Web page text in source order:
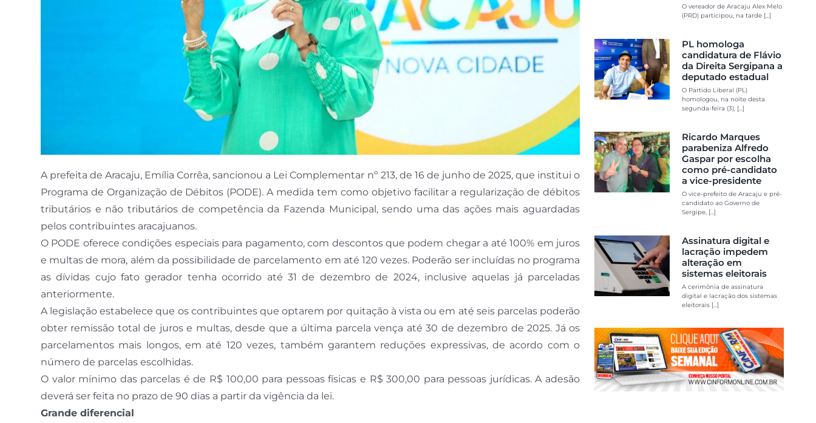
A prefeita de Aracaju, Emília Corrêa, sancionou a Lei Complementar nº 213, de 16 de junho de 2025, que institui o
Programa de Organização de Débitos (PODE). A medida tem como objetivo facilitar a regularização de débitos
tributários e não tributários de competência da Fazenda Municipal, sendo uma das ações mais aguardadas
pelos contribuintes aracajuanos.
O PODE oferece condições especiais para pagamento, com descontos que podem chegar a até 100% em juros
e multas de mora, além da possibilidade de parcelamento em até 120 vezes. Poderão ser incluídas no programa
as dívidas cujo fato gerador tenha ocorrido até 31 de dezembro de 2024, inclusive aquelas já parceladas
anteriormente.
A legislação estabelece que os contribuintes que optarem por quitação à vista ou em até seis parcelas poderão
obter remissão total de juros e multas, desde que a última parcela vença até 30 de dezembro de 2025. Já os
parcelamentos mais longos, em até 120 vezes, também garantem reduções expressivas, de acordo com o
número de parcelas escolhidas.
O valor mínimo das parcelas é de R$ 100,00 para pessoas físicas e R$ 300,00 para pessoas jurídicas. A adesão
deverá ser feita no prazo de 90 dias a partir da vigência da lei.
Grande diferencial
O vereador de Aracaju Alex Melo
(PRD) participou, na tarde [...]
PL homologa
candidatura de Flávio
da Direita Sergipana a
deputado estadual
O Partido Liberal (PL)
homologou, na noite desta
segunda-feira (3), [...]
Ricardo Marques
parabeniza Alfredo
Gaspar por escolha
como pré-candidato
a vice-presidente
O vice-prefeito de Aracaju e pré-
candidato ao Governo de
Sergipe, [...]
Assinatura digital e
lacração impedem
alteração em
sistemas eleitorais
A cerimônia de assinatura
digital e lacração dos sistemas
eleitorais [...]